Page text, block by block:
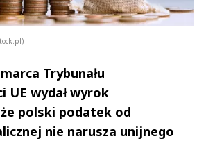
Trybunału
UE wydał wyrok
polski podatek od
nie narusza unijnego